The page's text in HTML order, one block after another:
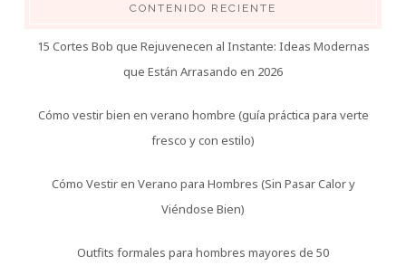
CONTENIDO RECIENTE
15 Cortes Bob que Rejuvenecen al Instante: Ideas Modernas
que Están Arrasando en 2026
Cómo vestir bien en verano hombre (guía práctica para verte
fresco y con estilo)
Cómo Vestir en Verano para Hombres (Sin Pasar Calor y
Viéndose Bien)
Outfits formales para hombres mayores de 50